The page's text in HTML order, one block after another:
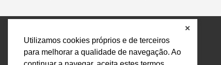
Utilizamos cookies próprios e de terceiros
para melhorar a qualidade de navegação. Ao
✕
Política de Privacidade e Tratamento de Dados
Encarregado de Proteção de Dados
Livro Eletrónico
de Reclamações
Canal de Denúncias